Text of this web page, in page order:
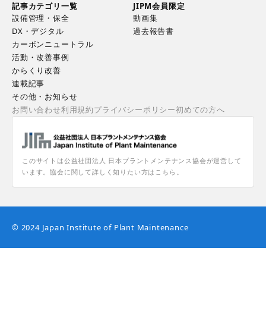
このサイトは公益社団法人 日本プラントメンテナンス協会が運営して
います。協会に関して詳しく知りたい方はこちら。
記事カテゴリ一覧
設備管理・保全
DX・デジタル
カーボンニュートラル
活動・改善事例
からくり改善
連載記事
その他・お知らせ
JIPM会員限定
動画集
過去報告書
お問い合わせ利用規約プライバシーポリシー初めての方へ
© 2024 Japan Institute of Plant Maintenance